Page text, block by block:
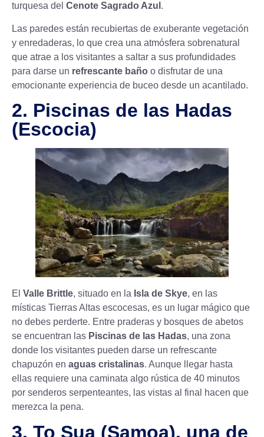
turquesa del Cenote Sagrado Azul .
Las paredes están recubiertas de exuberante vegetación
y enredaderas, lo que crea una atmósfera sobrenatural
que atrae a los visitantes a saltar a sus profundidades
para darse un refrescante baño o disfrutar de una
emocionante experiencia de buceo desde un acantilado.
2. Piscinas de las Hadas
(Escocia)
El Valle Brittle, situado en la Isla de Skye, en las
místicas Tierras Altas escocesas, es un lugar mágico que
no debes perderte. Entre praderas y bosques de abetos
se encuentran las Piscinas de las Hadas, una zona
donde los visitantes pueden darse un refrescante
chapuzón en aguas cristalinas. Aunque llegar hasta
ellas requiere una caminata algo rústica de 40 minutos
por senderos serpenteantes, las vistas al final hacen que
merezca la pena.
3. To Sua (Samoa), una de